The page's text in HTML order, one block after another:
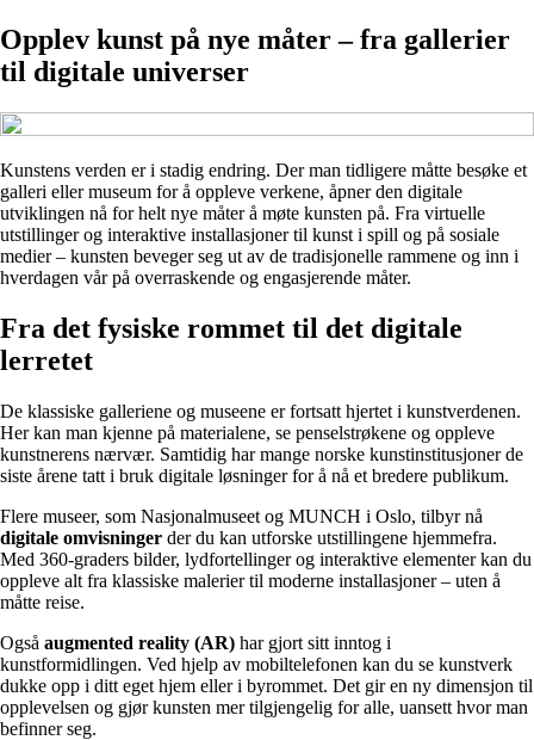
Opplev kunst på nye måter – fra gallerier
til digitale universer
Kunstens verden er i stadig endring. Der man tidligere måtte besøke et
galleri eller museum for å oppleve verkene, åpner den digitale
utviklingen nå for helt nye måter å møte kunsten på. Fra virtuelle
utstillinger og interaktive installasjoner til kunst i spill og på sosiale
medier – kunsten beveger seg ut av de tradisjonelle rammene og inn i
hverdagen vår på overraskende og engasjerende måter.
Fra det fysiske rommet til det digitale
lerretet
De klassiske galleriene og museene er fortsatt hjertet i kunstverdenen.
Her kan man kjenne på materialene, se penselstrøkene og oppleve
kunstnerens nærvær. Samtidig har mange norske kunstinstitusjoner de
siste årene tatt i bruk digitale løsninger for å nå et bredere publikum.
Flere museer, som Nasjonalmuseet og MUNCH i Oslo, tilbyr nå
digitale omvisninger der du kan utforske utstillingene hjemmefra.
Med 360-graders bilder, lydfortellinger og interaktive elementer kan du
oppleve alt fra klassiske malerier til moderne installasjoner – uten å
måtte reise.
Også augmented reality (AR) har gjort sitt inntog i
kunstformidlingen. Ved hjelp av mobiltelefonen kan du se kunstverk
dukke opp i ditt eget hjem eller i byrommet. Det gir en ny dimensjon til
opplevelsen og gjør kunsten mer tilgjengelig for alle, uansett hvor man
befinner seg.